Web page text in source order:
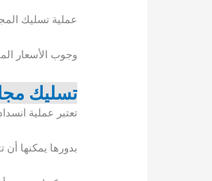
عملية تسليك
وجوب الأسعار
تسليك
تعتبر عملية
بدورها يمكنها